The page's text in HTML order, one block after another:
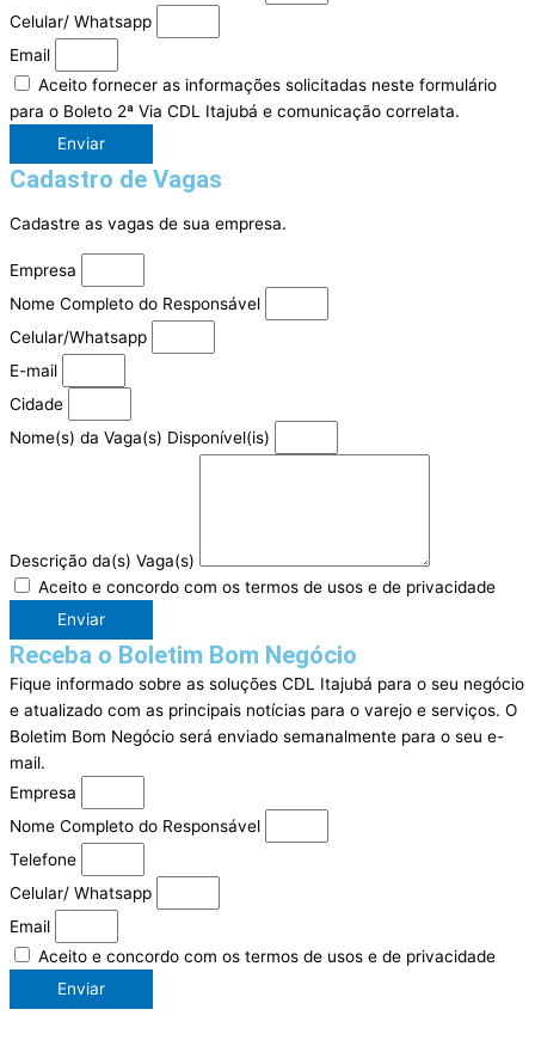
Celular/ Whatsapp
Email
Aceito fornecer as informações solicitadas neste formulário
para o Boleto 2ª Via CDL Itajubá e comunicação correlata.
Enviar
Cadastro de Vagas
Cadastre as vagas de sua empresa.
Empresa
Nome Completo do Responsável
Celular/Whatsapp
E-mail
Cidade
Nome(s) da Vaga(s) Disponível(is)
Descrição da(s) Vaga(s)
Aceito e concordo com os termos de usos e de privacidade
Enviar
Receba o Boletim Bom Negócio
Fique informado sobre as soluções CDL Itajubá para o seu negócio
e atualizado com as principais notícias para o varejo e serviços. O
Boletim Bom Negócio será enviado semanalmente para o seu e-
mail.
Empresa
Nome Completo do Responsável
Telefone
Celular/ Whatsapp
Email
Aceito e concordo com os termos de usos e de privacidade
Enviar